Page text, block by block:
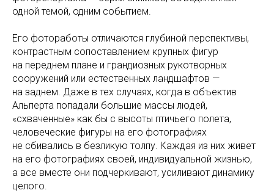
одной темой, одним событием.
Его фотоработы отличаются глубиной перспективы,
контрастным сопоставлением крупных фигур
на переднем плане и грандиозных рукотворных
сооружений или естественных ландшафтов —
на заднем. Даже в тех случаях, когда в объектив
Альперта попадали большие массы людей,
«схваченные» как бы с высоты птичьего полета,
человеческие фигуры на его фотографиях
не сбивались в безликую толпу. Каждая из них живет
на его фотографиях своей, индивидуальной жизнью,
а все вместе они подчеркивают, усиливают динамику
целого.